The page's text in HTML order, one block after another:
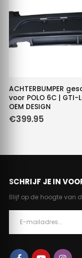
ACHTERBUMPER
voor POLO 6C | GTI-
OEM DESIGN
€399.95
SCHRIJF JE IN
Blijf op de hoogte van